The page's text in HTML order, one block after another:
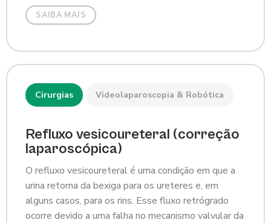
SAIBA MAIS
Cirurgias Videolaparoscopia & Robótica
Refluxo vesicoureteral (correção
laparoscópica)
O refluxo vesicoureteral é uma condição em que a
urina retorna da bexiga para os ureteres e, em
alguns casos, para os rins. Esse fluxo retrógrado
ocorre devido a uma falha no mecanismo valvular da